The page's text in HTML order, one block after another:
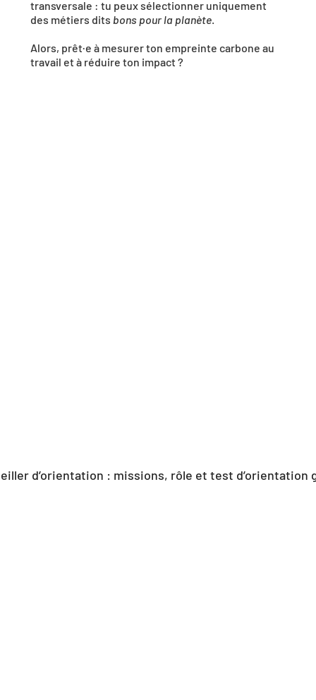
transversale : tu peux sélectionner uniquement
des métiers dits bons pour la planète.
Alors, prêt·e à mesurer ton empreinte carbone au
travail et à réduire ton impact ?
d’orientation : missions, rôle et test d’orientation